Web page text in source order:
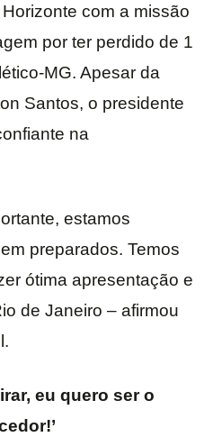
com a missão
por ter perdido de 1
MG. Apesar da
Santos, o presidente
na
estamos
preparados. Temos
ótima apresentação e
de Janeiro – afirmou
eu quero ser o